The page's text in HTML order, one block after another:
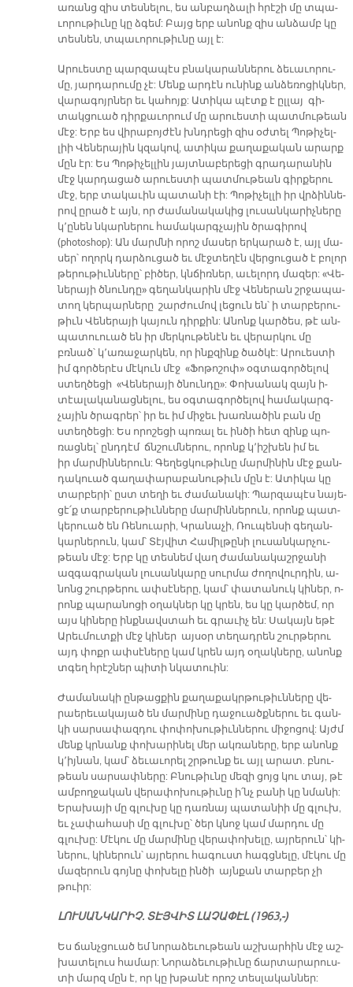
ա­ռանց զիս տես­նե­լու, ես ան­բաղ­ձա­լի հրէ­շի մը տպա­
ւո­րու­թիւ­նը կը ձգեմ: Բայց երբ ա­նոնք զիս ան­ձամբ կը
տես­նեն, տպա­ւո­րու­թիւ­նը այլ է:
Ա­րուես­տը պար­զա­պէս բնա­կա­րան­նե­րու ձե­ւա­ւո­րու­
մը, յար­դա­րու­մը չէ: Մենք ար­դէն ու­նինք ան­ձե­ռո­ցիկ­ներ,
վա­րա­գոյր­ներ եւ կա­հոյք: Ա­տի­կա պէտք է ըլ­լայ գի­
տակ­ցուած դիր­քա­ւո­րում մը ա­րուես­տի պատ­մու­թեան
մէջ: Երբ ես վի­րա­բոյ­ժէն խնդրե­ցի զիս օժ­տել Պո­թի­չել­
լիի Վե­նե­րա­յին կզա­կով, ա­տի­կա քա­ղա­քա­կան ա­րարք
մըն էր: Ես Պո­թի­չել­լին յայտ­նա­բե­րե­ցի գրա­դա­րա­նին
մէջ կար­դա­ցած ա­րուես­տի պատ­մու­թեան գիր­քե­րու
մէջ, երբ տա­կա­ւին պա­տա­նի էի: Պո­թի­չել­լի իր վրձին­նե­
րով ը­րած է այն, որ ժա­մա­նա­կա­կից լու­սան­կա­րիչ­նե­րը
կ՚ը­նեն նկար­նե­րու հա­մա­կարգ­չա­յին ծրա­գի­րով
(photoshop): Ան մարմ­նի ո­րոշ մա­սեր եր­կա­րած է, այլ մա­
սեր՝ ո­ղորկ դար­ձու­ցած եւ մէջ­տե­ղէն վեր­ցու­ցած է բո­լոր
թե­րու­թիւն­նե­րը՝ բի­ծեր, կնճիռ­ներ, ա­ւե­լորդ մա­զեր: «Վե­
նե­րա­յի ծնուն­դը» գե­ղան­կա­րին մէջ Վե­նե­րան շրջա­պա­
տող կեր­պար­նե­րը շար­ժու­մով լե­ցուն են՝ ի տար­բե­րու­
թիւն Վե­նե­րա­յի կա­յուն դիր­քին: Ա­նոնք կար­ծես, թէ ան­
պատուուած են իր մեր­կու­թե­նէն եւ վե­րար­կու մը
բռնած՝ կ՚ա­ռա­ջար­կեն, որ ինք­զինք ծած­կէ: Ա­րուես­տի
իմ գոր­ծե­րէս մէ­կուն մէջ «Ֆո­թո­շոփ» օգ­տա­գոր­ծե­լով
ստեղ­ծե­ցի «Վե­նե­րա­յի ծնուն­դը»: Փո­խա­նակ զայն ի­
տէա­լա­կա­նաց­նե­լու, ես օգ­տա­գոր­ծե­լով հա­մա­կարգ­
չա­յին ծրա­գր­եր՝ իր եւ իմ մի­ջեւ խառ­նա­ծին բան մը
ստեղ­ծե­ցի: Ես ո­րո­շե­ցի պո­ռալ եւ ին­ծի հետ զինք պո­
ռաց­նել՝ ընդ­դէմ ճնշում­նե­րու, ո­րոնք կ՚իշ­խեն իմ եւ
իր մար­մին­նե­րուն: Գե­ղեց­կու­թիւ­նը մար­մի­նին մէջ քան­
դա­կուած գա­ղա­փա­րա­բա­նու­թիւն մըն է: Ա­տի­կա կը
տար­բե­րի՝ ըստ տե­ղի եւ ժա­մա­նա­կի: Պար­զա­պէս նա­յե­
ցէ՛ք տար­բե­րու­թիւն­նե­րը մար­մին­նե­րուն, ո­րոնք պատ­
կե­րուած են Ռե­նուա­րի, Կրա­նա­չի, Ռու­պեն­սի գե­ղան­
կար­նե­րուն, կամ՝ Տէյ­վիտ Հա­միլ­թը­նի լու­սան­կար­չու­
թեան մէջ: Երբ կը տես­նեմ վաղ ժա­մա­նա­կաշր­ջա­նի
ազ­գագ­րա­կան լու­սան­կա­րը սուր­մա ժո­ղո­վուր­դին, ա­
նոնց շուր­թե­րու ափ­սէ­նե­րը, կամ՝ փա­տա­նուկ կի­ներ, ո­
րոնք պա­րա­նո­ցի օ­ղակ­ներ կը կրեն, ես կը կար­ծեմ, որ
այս կի­նե­րը ինք­նավս­տահ եւ գրա­ւիչ են: Սա­կայն ե­թէ
Ա­րեւ­մուտ­քի մէջ կի­ներ այ­սօր տե­ղադ­րեն շուր­թե­րու
այդ փոքր ափ­սէ­նե­րը կամ կրեն այդ օ­ղակ­նե­րը, ա­նոնք
տգեղ հրէշ­ներ պի­տի նկա­տուին:
Ժա­մա­նա­կի ըն­թաց­քին քա­ղա­քակր­թու­թիւն­նե­րը վե­
րաե­րե­ւա­կա­յած են մար­մի­նը դա­ջուածք­նե­րու եւ գան­
կի սար­սա­փազ­դու փո­փո­խու­թիւն­նե­րու մի­ջո­ցով: Այժմ
մենք կրնանք փո­խա­րի­նել մեր ակ­ռա­նե­րը, երբ ա­նոնք
կ՚իյ­նան, կամ՝ ձե­ւա­ւո­րել շրթունք եւ այլ ա­րատ. բնու­
թեան սար­սափ­նե­րը: Բնու­թիւ­նը մե­զի ցոյց կու տայ, թէ
ամ­բող­ջա­կան վե­րա­փո­խու­թիւ­նը ի՛նչ բա­նի կը նմա­նի:
Ե­րա­խա­յի մը գլու­խը կը դառ­նայ պա­տա­նիի մը գլուխ,
եւ չա­փա­հա­սի մը գլու­խը՝ ծեր կնոջ կամ մար­դու մը
գլու­խը: Մէ­կու մը մար­մի­նը վե­րա­փո­խե­լը, այ­րե­րուն՝ կի­
նե­րու, կի­նե­րուն՝ այ­րե­րու հա­գուստ հագցնե­լը, մէ­կու մը
մա­զե­րուն գոյ­նը փո­խե­լը ին­ծի այն­քան տար­բեր չի
թուիր:
ԼՈՒ­ՍԱՆ­ԿԱ­ՐԻՉ. ՏԷՅ­ՎԻՏ ԼԱ­ՉԱ­ՓԷԼ (1963,-)
Ես ճանչ­ցուած եմ նո­րա­ձե­ւու­թեան աշ­խար­հին մէջ աշ­
խա­տե­լուս հա­մար: Նո­րա­ձե­ւու­թիւ­նը ճար­տա­րա­րուս­
տի մարզ մըն է, որ կը խթա­նէ ո­րոշ տես­լա­կան­ներ: